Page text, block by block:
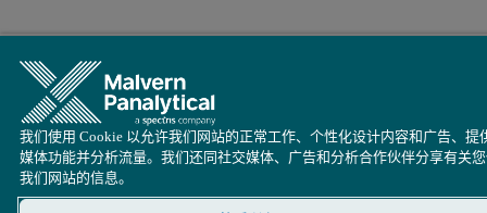
图4：在研磨工艺持续5 小时之后提取的、以1:10 的DI 水稀释的色
我们使用 Cookie 以允许我们网站的正常工作、个性化设计内容和广告、提
媒体功能并分析流量。我们还同社交媒体、广告和分析合作伙伴分享有关
我们网站的信息。